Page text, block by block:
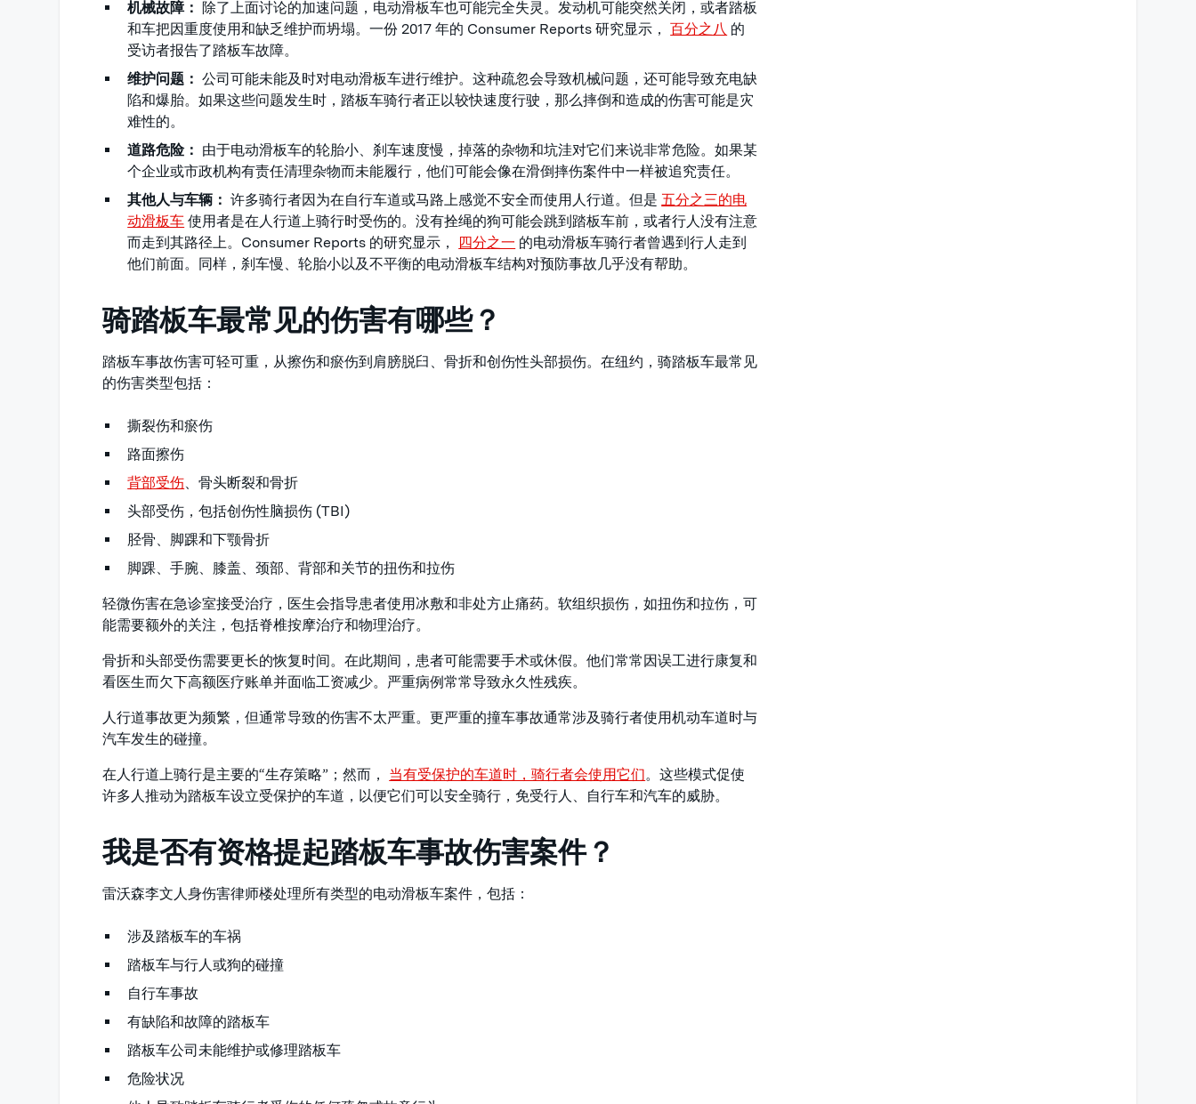
机械故障： 除了上面讨论的加速问题，电动滑板车也可能完全失灵。发动机可能突然关闭，或者踏板
和车把因重度使用和缺乏维护而坍塌。一份 2017 年的 Consumer Reports 研究显示，百分之八 的
受访者报告了踏板车故障。
维护问题： 公司可能未能及时对电动滑板车进行维护。这种疏忽会导致机械问题，还可能导致充电缺
陷和爆胎。如果这些问题发生时，踏板车骑行者正以较快速度行驶，那么摔倒和造成的伤害可能是灾
难性的。
道路危险： 由于电动滑板车的轮胎小、刹车速度慢，掉落的杂物和坑洼对它们来说非常危险。如果某
个企业或市政机构有责任清理杂物而未能履行，他们可能会像在滑倒摔伤案件中一样被追究责任。
其他人与车辆： 许多骑行者因为在自行车道或马路上感觉不安全而使用人行道。但是五分之三的电
动滑板车 使用者是在人行道上骑行时受伤的。没有拴绳的狗可能会跳到踏板车前，或者行人没有注意
而走到其路径上。Consumer Reports 的研究显示， 四分之一 的电动滑板车骑行者曾遇到行人走到
他们前面。同样，刹车慢、轮胎小以及不平衡的电动滑板车结构对预防事故几乎没有帮助。
骑踏板车最常见的伤害有哪些？
踏板车事故伤害可轻可重，从擦伤和瘀伤到肩膀脱臼、骨折和创伤性头部损伤。在纽约，骑踏板车最常见
的伤害类型包括：
撕裂伤和瘀伤
路面擦伤
背部受伤、骨头断裂和骨折
头部受伤，包括创伤性脑损伤 (TBI)
胫骨、脚踝和下颚骨折
脚踝、手腕、膝盖、颈部、背部和关节的扭伤和拉伤
轻微伤害在急诊室接受治疗，医生会指导患者使用冰敷和非处方止痛药。软组织损伤，如扭伤和拉伤，可
能需要额外的关注，包括脊椎按摩治疗和物理治疗。
骨折和头部受伤需要更长的恢复时间。在此期间，患者可能需要手术或休假。他们常常因误工进行康复和
看医生而欠下高额医疗账单并面临工资减少。严重病例常常导致永久性残疾。
人行道事故更为频繁，但通常导致的伤害不太严重。更严重的撞车事故通常涉及骑行者使用机动车道时与
汽车发生的碰撞。
在人行道上骑行是主要的“生存策略”；然而， 当有受保护的车道时，骑行者会使用它们。这些模式促使
许多人推动为踏板车设立受保护的车道，以便它们可以安全骑行，免受行人、自行车和汽车的威胁。
我是否有资格提起踏板车事故伤害案件？
雷沃森李文人身伤害律师楼处理所有类型的电动滑板车案件，包括：
涉及踏板车的车祸
踏板车与行人或狗的碰撞
自行车事故
有缺陷和故障的踏板车
踏板车公司未能维护或修理踏板车
危险状况